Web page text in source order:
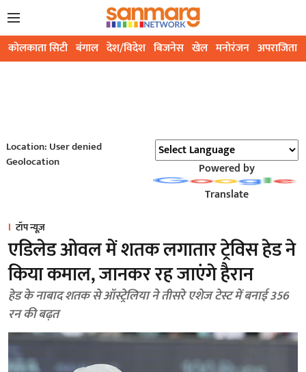
कोलकाता सिटी बंगाल देश/विदेश बिजनेस खेल मनोरंजन अपराजिता
Location: User denied
Geolocation
Powered by
Translate
टॉप न्यूज़
एडिलेड ओवल में शतक लगातार ट्रेविस हेड ने
किया कमाल, जानकर रह जाएंगे हैरान
हेड के नाबाद शतक से ऑस्ट्रेलिया ने तीसरे एशेज टेस्ट में बनाई 356
रन की बढ़त